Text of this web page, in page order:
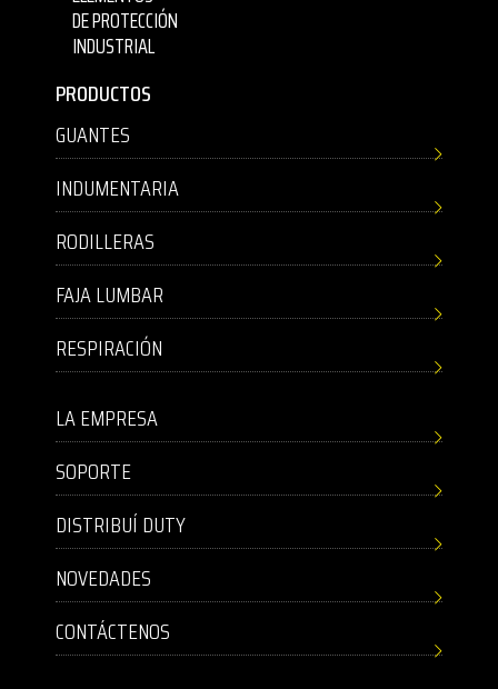
DE PROTECCIÓN
INDUSTRIAL
PRODUCTOS
GUANTES
INDUMENTARIA
RODILLERAS
FAJA LUMBAR
RESPIRACIÓN
LA EMPRESA
SOPORTE
DISTRIBUÍ DUTY
NOVEDADES
CONTÁCTENOS